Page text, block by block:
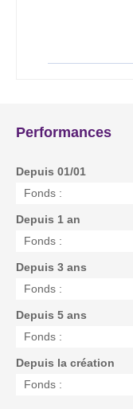
Performances
Depuis 01/01
Fonds :
Depuis 1 an
Fonds :
Depuis 3 ans
Fonds :
Depuis 5 ans
Fonds :
Depuis la création
Fonds :